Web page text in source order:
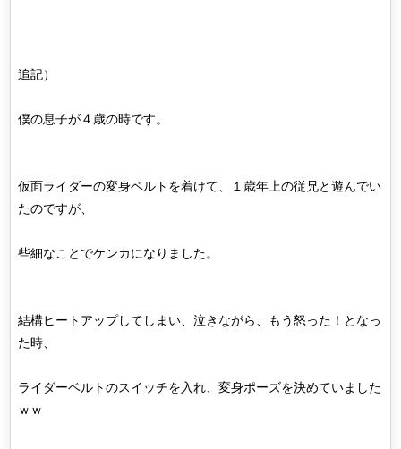
追記）
僕の息子が４歳の時です。
仮面ライダーの変身ベルトを着けて、１歳年上の従兄と遊んでい
たのですが、
些細なことでケンカになりました。
結構ヒートアップしてしまい、泣きながら、もう怒った！となっ
た時、
ライダーベルトのスイッチを入れ、変身ポーズを決めていました
ｗｗ